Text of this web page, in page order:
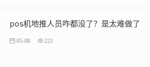
3机具服务费 0-399元/次
pos机地推人员咋都没了？是太难做了
05-08 221